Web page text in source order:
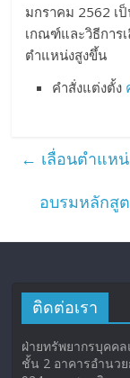
มกราคม 2562 เ
เกณฑ์และวิธีการ
ตำแหน่งสูงขึ้น
คำสั่งแต่งตั้ง
← เลื่อนตำแห
อบรมหลักสู
ติดต่อเรา
ฝ่ายทรัพยากรบุคค
ชั้น 2 อาคารอำนวย